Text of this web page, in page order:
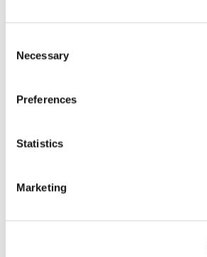
Selection
Necessary
Preferences
Statistics
Marketing